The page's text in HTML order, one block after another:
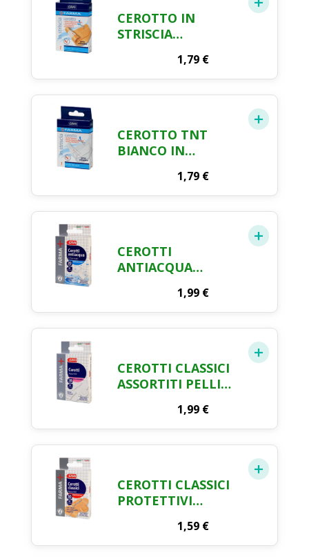
CEROTTO IN
STRISCIA
100 X 6 FARMA CRAI
1,79 €
CEROTTO TNT
BIANCO IN
6 FARMA CRAI
1,79 €
CEROTTI
ANTIACQUA
ASSORTITI FARMA
CRAI X 20
1,99 €
CEROTTI CLASSICI
ASSORTITI PELLI
1,99 €
CEROTTI CLASSICI
PROTETTIVI
1,59 €